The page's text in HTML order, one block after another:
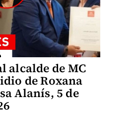
alcalde de MC
de Roxana
Alanís, 5 de